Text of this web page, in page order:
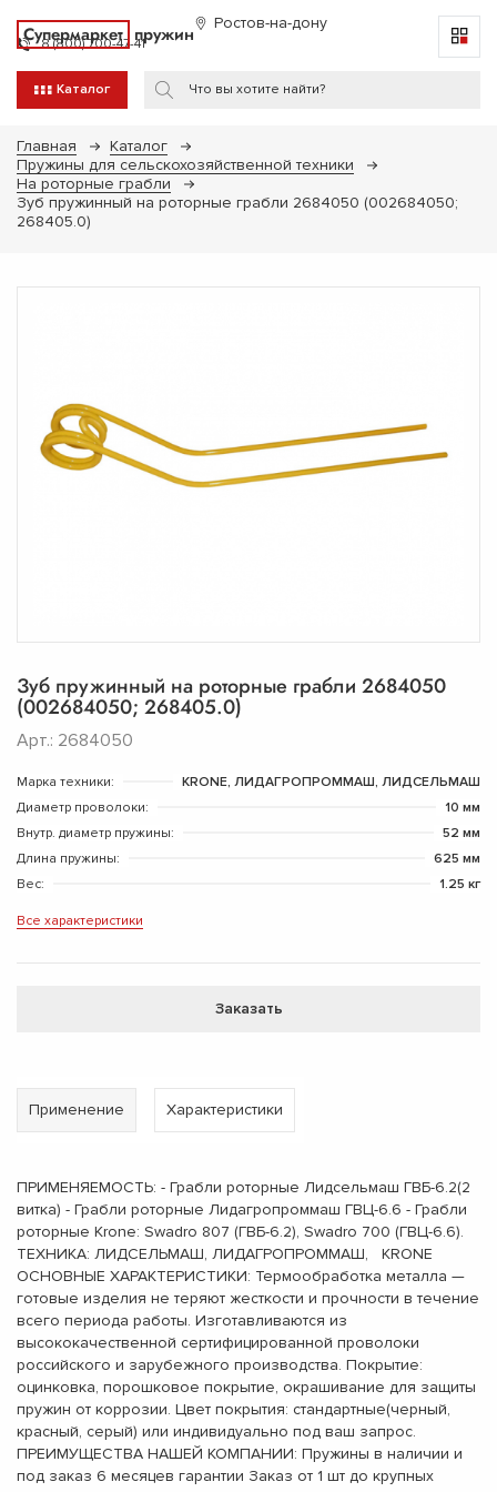
Супермаркет пружин Ростов-на-дону
8 (800) 700-47-41
Каталог
Главная
Каталог
Пружины для сельскохозяйственной техники
На роторные грабли
Зуб пружинный на роторные грабли 2684050 (002684050;
268405.0)
Зуб пружинный на роторные грабли 2684050
(002684050; 268405.0)
Арт.: 2684050
Марка техники:
KRONE, ЛИДАГРОПРОММАШ, ЛИДСЕЛЬМАШ
Диаметр проволоки:
10 мм
Внутр. диаметр пружины:
52 мм
Длина пружины:
625 мм
Вес:
1.25 кг
Все характеристики
Заказать
Применение Характеристики
ПРИМЕНЯЕМОСТЬ: - Грабли роторные Лидсельмаш ГВБ-6.2(2
витка) - Грабли роторные Лидагропроммаш ГВЦ-6.6 - Грабли
роторные Krone: Swadro 807 (ГВБ-6.2), Swadro 700 (ГВЦ-6.6).
ТЕХНИКА: ЛИДСЕЛЬМАШ, ЛИДАГРОПРОММАШ, KRONE
ОСНОВНЫЕ ХАРАКТЕРИСТИКИ: Термообработка металла —
готовые изделия не теряют жесткости и прочности в течение
всего периода работы. Изготавливаются из
высококачественной сертифицированной проволоки
российского и зарубежного производства. Покрытие:
оцинковка, порошковое покрытие, окрашивание для защиты
пружин от коррозии. Цвет покрытия: стандартные(черный,
красный, серый) или индивидуально под ваш запрос.
ПРЕИМУЩЕСТВА НАШЕЙ КОМПАНИИ: Пружины в наличии и
под заказ 6 месяцев гарантии Заказ от 1 шт до крупных